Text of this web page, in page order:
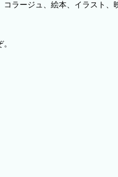
ラージュ、絵本、イラスト、